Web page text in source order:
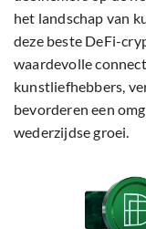
het landschap van
deze beste DeFi-
waardevolle
kunstliefhebbers,
bevorderen een
wederzijdse groei.